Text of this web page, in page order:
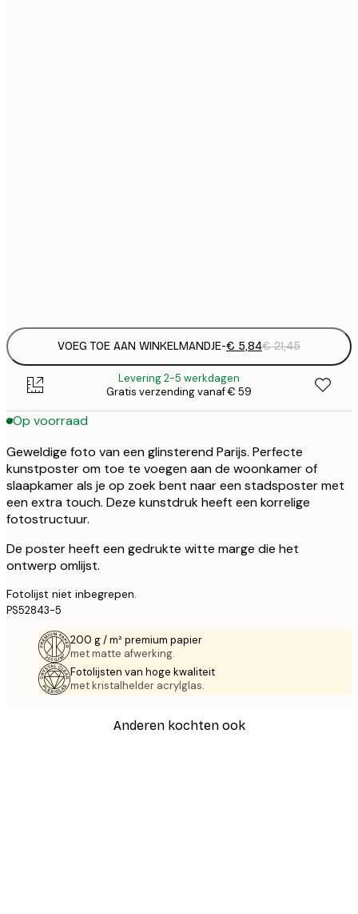
VOEG TOE AAN WINKELMANDJE-€ 5,84€ 21,45
Levering 2-5 werkdagen
Gratis verzending vanaf € 59
Op voorraad
Geweldige foto van een glinsterend Parijs. Perfecte
kunstposter om toe te voegen aan de woonkamer of
slaapkamer als je op zoek bent naar een stadsposter met
een extra touch. Deze kunstdruk heeft een korrelige
fotostructuur.
De poster heeft een gedrukte witte marge die het
ontwerp omlijst.
Fotolijst niet inbegrepen.
PS52843-5
200 g / m² premium papier
met matte afwerking.
Fotolijsten van hoge kwaliteit
met kristalhelder acrylglas.
Anderen kochten ook